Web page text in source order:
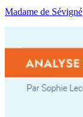
Madame de Sévigné